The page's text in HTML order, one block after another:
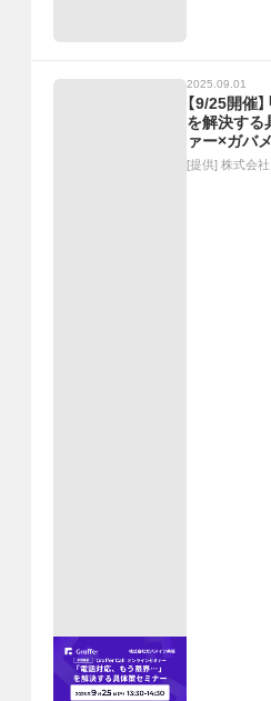
2025.09.01
【9/25開催
を解決する
ァー×ガバ
[提供] 株式会